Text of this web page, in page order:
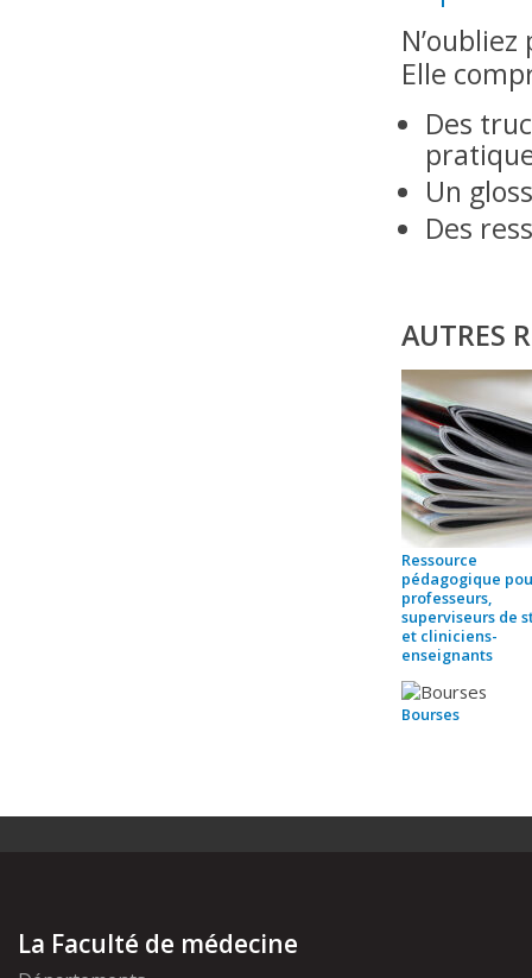
Elle
Des
Un
Des
AUTRES
Ressource
pédagogique
professeurs,
superviseurs de
et cliniciens-
enseignants
Bourses
La Faculté de médecine